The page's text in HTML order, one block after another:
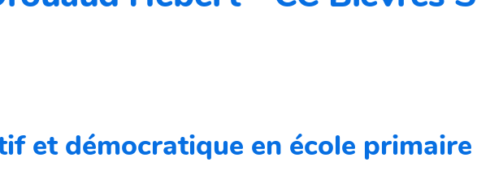
et démocratique en école primaire